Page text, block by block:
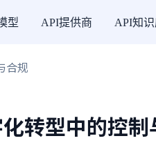
型 API提供商 API知
合规
转型中的控